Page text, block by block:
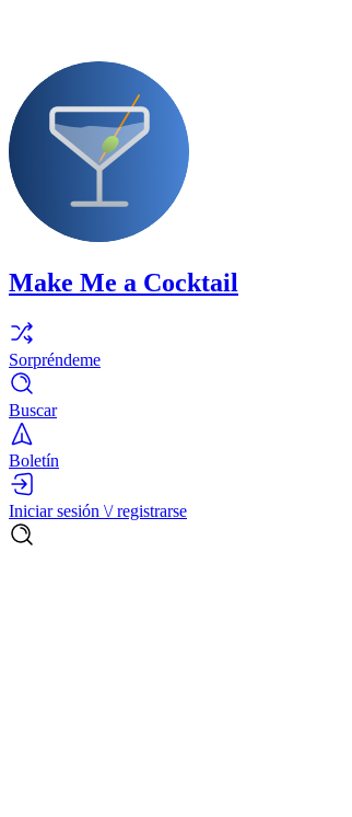
Make Me a Cocktail
Sorpréndeme
Buscar
Boletín
Iniciar sesión \/ registrarse